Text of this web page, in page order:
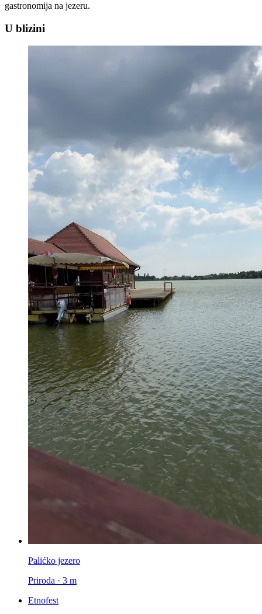
gastronomija na jezeru.
U blizini
Palićko jezero
Priroda · 3 m
Etnofest